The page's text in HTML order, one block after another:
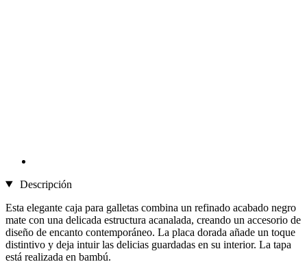
Descripción
Esta elegante caja para galletas combina un refinado acabado negro
mate con una delicada estructura acanalada, creando un accesorio de
diseño de encanto contemporáneo. La placa dorada añade un toque
distintivo y deja intuir las delicias guardadas en su interior. La tapa
está realizada en bambú.